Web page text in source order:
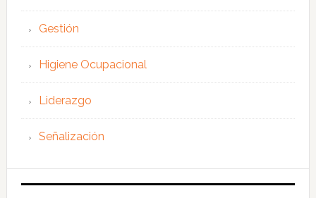
Gestión
Higiene Ocupacional
Liderazgo
Señalización